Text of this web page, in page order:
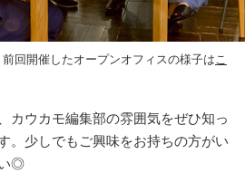
回開催したオープンオフィスの様子はこ
カウカモ編集部の雰囲気をぜひ知っ
。少しでもご興味をお持ちの方がい
◎